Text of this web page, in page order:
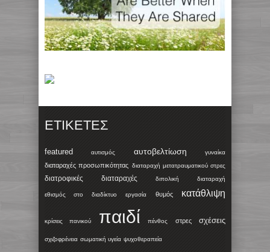
ΕΤΙΚΈΤΕΣ
featured αυτισμός αυτοβελτίωση γυναίκα
διαταραχές προσωπικότητας διαταραχή μετατραυματικού στρες
διατροφικές διαταραχές διπολική διαταραχή
εθισμός στο διαδίκτυο εργασία θυμός κατάθλιψη
κρίσεις πανικού παιδί πένθος στρες σχέσεις
σχιζοφρένεια σωματική υγεία ψυχοθεραπεία